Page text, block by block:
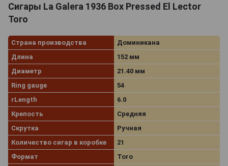
Сигары La Galera 1936 Box Pressed El Lector
Toro
Страна производства
Доминикана
Длина
152 мм
Диаметр
21.40 мм
Ring gauge
54
rLength
6.0
Крепость
Средняя
Скрутка
Ручная
Количество сигар в коробке
21
Формат
Toro